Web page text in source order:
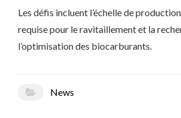
Les défis incluent l’échelle de
requise pour le ravitaillement et la
l’optimisation des biocarburants.
News